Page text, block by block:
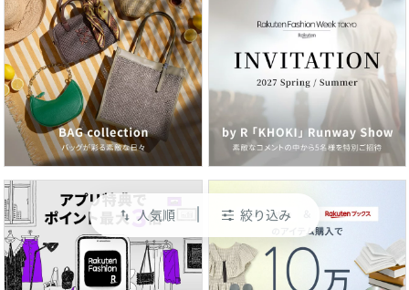
swap_vert 人気順 絞り込み